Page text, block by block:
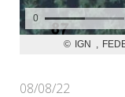
08/08/22